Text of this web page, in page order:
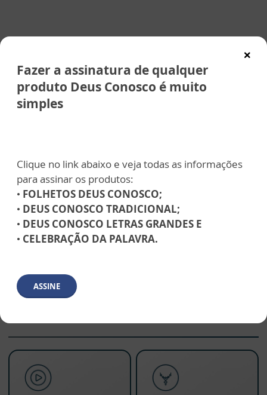
Fazer a assinatura de qualquer
produto Deus Conosco é muito
simples
Clique no link abaixo e veja todas as informações
para assinar os produtos:
• FOLHETOS DEUS CONOSCO;
• DEUS CONOSCO TRADICIONAL;
• DEUS CONOSCO LETRAS GRANDES E
• CELEBRAÇÃO DA PALAVRA.
ASSINE